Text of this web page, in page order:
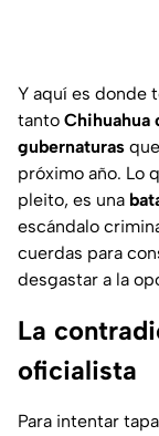
Y aquí es donde
tanto Chihuahua
gubernaturas
próximo año. Lo
pleito, es una
escándalo
cuerdas para
desgastar a la
La
oficialista
Para intentar